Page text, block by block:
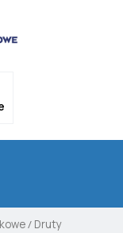
/ Druty